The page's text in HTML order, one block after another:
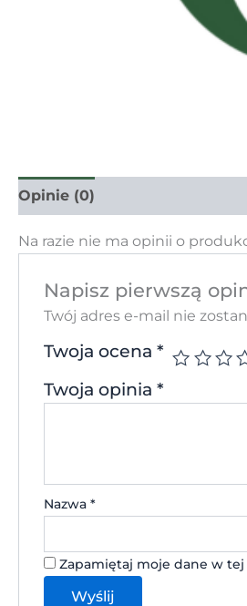
Opinie (0)
Na razie nie ma opinii o
Napisz pierwszą
Twój adres e-mail nie
Twoja ocena *
Twoja opinia *
Nazwa *
Zapamiętaj moje dane w